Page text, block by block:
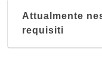
Attualmente
requisiti